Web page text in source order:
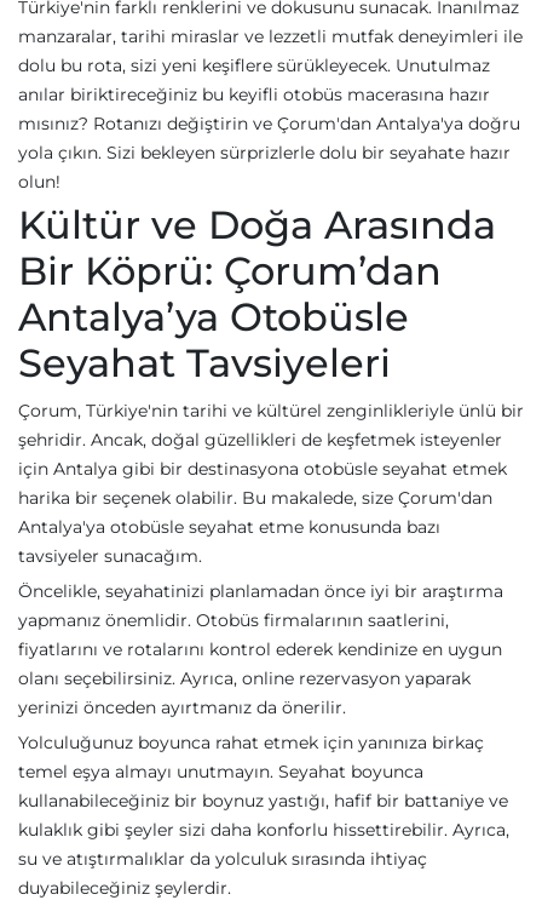
Türkiye'nin farklı renklerini ve dokusunu sunacak. İnanılmaz
manzaralar, tarihi miraslar ve lezzetli mutfak deneyimleri ile
dolu bu rota, sizi yeni keşiflere sürükleyecek. Unutulmaz
anılar biriktireceğiniz bu keyifli otobüs macerasına hazır
mısınız? Rotanızı değiştirin ve Çorum'dan Antalya'ya doğru
yola çıkın. Sizi bekleyen sürprizlerle dolu bir seyahate hazır
olun!
Kültür ve Doğa Arasında
Bir Köprü: Çorum’dan
Antalya’ya Otobüsle
Seyahat Tavsiyeleri
Çorum, Türkiye'nin tarihi ve kültürel zenginlikleriyle ünlü bir
şehridir. Ancak, doğal güzellikleri de keşfetmek isteyenler
için Antalya gibi bir destinasyona otobüsle seyahat etmek
harika bir seçenek olabilir. Bu makalede, size Çorum'dan
Antalya'ya otobüsle seyahat etme konusunda bazı
tavsiyeler sunacağım.
Öncelikle, seyahatinizi planlamadan önce iyi bir araştırma
yapmanız önemlidir. Otobüs firmalarının saatlerini,
fiyatlarını ve rotalarını kontrol ederek kendinize en uygun
olanı seçebilirsiniz. Ayrıca, online rezervasyon yaparak
yerinizi önceden ayırtmanız da önerilir.
Yolculuğunuz boyunca rahat etmek için yanınıza birkaç
temel eşya almayı unutmayın. Seyahat boyunca
kullanabileceğiniz bir boynuz yastığı, hafif bir battaniye ve
kulaklık gibi şeyler sizi daha konforlu hissettirebilir. Ayrıca,
su ve atıştırmalıklar da yolculuk sırasında ihtiyaç
duyabileceğiniz şeylerdir.